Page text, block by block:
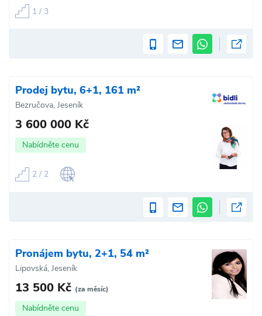
1 / 3
Prodej bytu, 6+1, 161 m²
Bezručova, Jeseník
3 600 000 Kč
Nabídněte cenu
2 / 2
Pronájem bytu, 2+1, 54 m²
Lipovská, Jeseník
13 500 Kč (za měsíc)
Nabídněte cenu